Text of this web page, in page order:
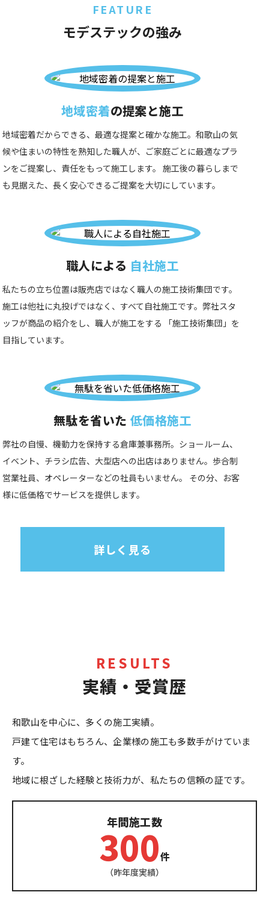
FEATURE
モデステックの強み
地域密着の提案と施工
地域密着だからできる、最適な提案と確かな施工。和歌山の気
候や住まいの特性を熟知した職人が、ご家庭ごとに最適なプラ
ンをご提案し、責任をもって施工します。 施工後の暮らしまで
も見据えた、長く安心できるご提案を大切にしています。
職人による 自社施工
私たちの立ち位置は販売店ではなく職人の施工技術集団です。
施工は他社に丸投げではなく、すべて自社施工です。弊社スタ
ッフが商品の紹介をし、職人が施工をする 「施工技術集団」を
目指しています。
無駄を省いた 低価格施工
弊社の自慢、機動力を保持する倉庫兼事務所。ショールーム、
イベント、チラシ広告、大型店への出店はありません。歩合制
営業社員、オペレーターなどの社員もいません。 その分、お客
様に低価格でサービスを提供します。
詳しく見る
RESULTS
実績・受賞歴
和歌山を中心に、多くの施工実績。
戸建て住宅はもちろん、企業様の施工も多数手がけていま
す。
地域に根ざした経験と技術力が、私たちの信頼の証です。
年間施工数
300件
（昨年度実績）